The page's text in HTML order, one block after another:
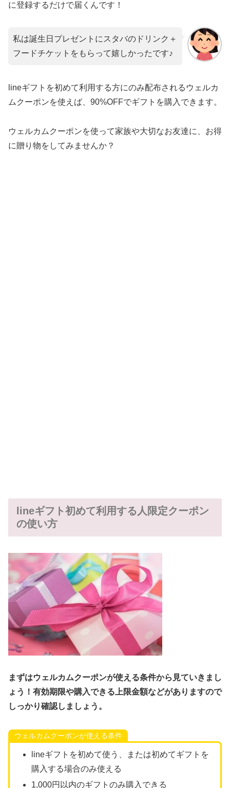
に登録するだけで届くんです！
私は誕生日プレゼントにスタバのドリンク＋
フードチケットをもらって嬉しかったです♪
lineギフトを初めて利用する方にのみ配布されるウェルカ
ムクーポンを使えば、90%OFFでギフトを購入できます。
ウェルカムクーポンを使って家族や大切なお友達に、お得
に贈り物をしてみませんか？
lineギフト初めて利用する人限定クーポン
の使い方
まずはウェルカムクーポンが使える条件から見ていきまし
ょう！有効期限や購入できる上限金額などがありますので
しっかり確認しましょう。
ウェルカムクーポンが使える条件
lineギフトを初めて使う、または初めてギフトを
購入する場合のみ使える
1,000円以内のギフトのみ購入できる